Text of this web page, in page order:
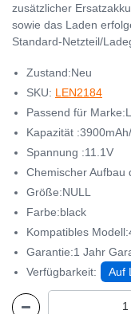
zusätzlicher
sowie das Laden
Standard-Netzteil/
Zustand:Neu
SKU: LEN2184
Passend für
Kapazität
Spannung :11.1V
Chemischer Aufbau
Größe:NULL
Farbe:black
Kompatibles
Garantie:1 Jahr
Verfügbarkeit:
Auf